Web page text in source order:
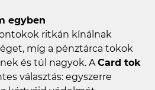
egyben
ritkán kínálnak
míg a pénztárca tokok
és túl nagyok. A Card tok
választás: egyszerre